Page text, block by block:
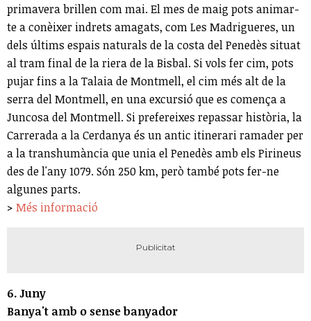
primavera brillen com mai. El mes de maig pots animar-
te a conèixer indrets amagats, com Les Madrigueres, un
dels últims espais naturals de la costa del Penedès situat
al tram final de la riera de la Bisbal. Si vols fer cim, pots
pujar fins a la Talaia de Montmell, el cim més alt de la
serra del Montmell, en una excursió que es comença a
Juncosa del Montmell. Si prefereixes repassar història, la
Carrerada a la Cerdanya és un antic itinerari ramader per
a la transhumància que unia el Penedès amb els Pirineus
des de l'any 1079. Són 250 km, però també pots fer-ne
algunes parts.
> Més informació
6. Juny
Banya't amb o sense banyador